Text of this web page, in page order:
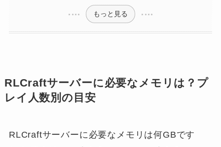
もっと見る
RLCraftサーバーに必要なメモリは？プ
レイ人数別の目安
RLCraftサーバーに必要なメモリは何GBです